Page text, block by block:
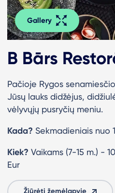
Gallery
B Bārs
Pačioje Rygos
Jūsų lauks didžėjus,
vėlyvųjų pusryčių meniu.
Kada? Sekmadieniais nuo
Kiek? Vaikams (7-15 m.) -
Eur
Žiūrėti žemėlapyje